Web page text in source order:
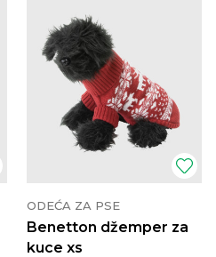
ODEĆA ZA PSE
Benetton džemper za
kuce xs